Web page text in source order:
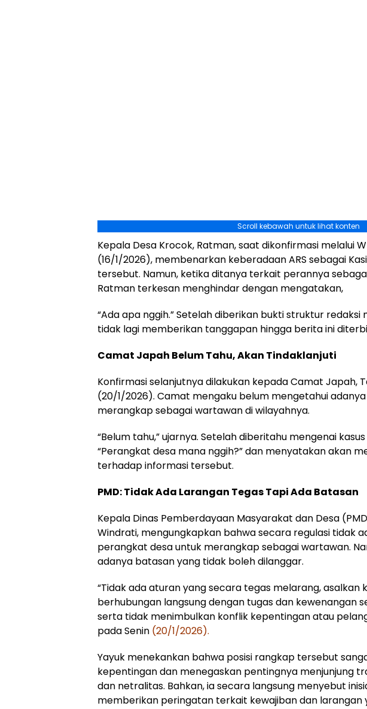
Scroll kebawah untuk lihat konten
Kepala Desa Krocok, Ratman, saat dikonfirmasi melalui
(16/1/2026), membenarkan keberadaan ARS sebagai
tersebut. Namun, ketika ditanya terkait perannya
Ratman terkesan menghindar dengan mengatakan,
“Ada apa nggih.” Setelah diberikan bukti struktur
tidak lagi memberikan tanggapan hingga berita ini
Camat Japah Belum Tahu, Akan Tindaklanjuti
Konfirmasi selanjutnya dilakukan kepada Camat Japah,
(20/1/2026). Camat mengaku belum mengetahui
merangkap sebagai wartawan di wilayahnya.
“Belum tahu,” ujarnya. Setelah diberitahu mengenai
“Perangkat desa mana nggih?” dan menyatakan akan
terhadap informasi tersebut.
PMD: Tidak Ada Larangan Tegas Tapi Ada Batasan
Kepala Dinas Pemberdayaan Masyarakat dan Desa
Windrati, mengungkapkan bahwa secara regulasi tidak
perangkat desa untuk merangkap sebagai wartawan.
adanya batasan yang tidak boleh dilanggar.
“Tidak ada aturan yang secara tegas melarang, asalkan
berhubungan langsung dengan tugas dan kewenangan
serta tidak menimbulkan konflik kepentingan atau
pada Senin (20/1/2026).
Yayuk menekankan bahwa posisi rangkap tersebut
kepentingan dan menegaskan pentingnya menjunjung
dan netralitas. Bahkan, ia secara langsung menyebut
memberikan peringatan terkait kewajiban dan larangan